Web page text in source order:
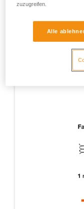
zuzugreifen.
Alle